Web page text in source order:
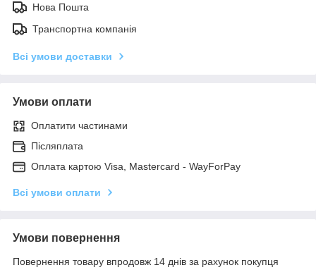
Нова Пошта
Транспортна компанія
Всі умови доставки
Умови оплати
Оплатити частинами
Післяплата
Оплата картою Visa, Mastercard - WayForPay
Всі умови оплати
Умови повернення
Повернення товару впродовж 14 днів за рахунок покупця